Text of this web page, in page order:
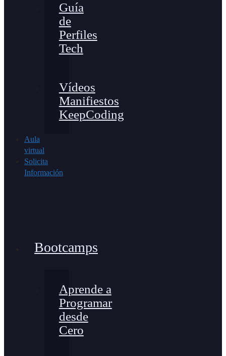
Guía
de
Perfiles
Tech
Vídeos
Manifiestos
KeepCoding
Aula
virtual
Solicita
Información
Bootcamps
Aprende a
Programar
desde
Cero